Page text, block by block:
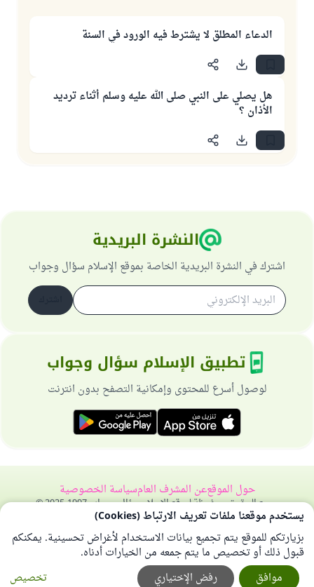
الدعاء المطلق لا يشترط فيه الورود في السنة
هل يصلي على النبي صلى الله عليه وسلم أثناء ترديد
الأذان ؟
النشرة البريدية
اشترك في النشرة البريدية الخاصة بموقع الإسلام سؤال وجواب
تطبيق الإسلام سؤال وجواب
لوصول أسرع للمحتوى وإمكانية التصفح بدون انترنت
حول الموقععن المشرف العامسياسة الخصوصية
جميع الحقوق محفوظة لموقع الإسلام سؤال وجواب 1997-2025 ©
يستخدم موقعنا ملفات تعريف الارتباط (Cookies)
بزيارتكم للموقع يتم تجميع بيانات الاستخدام لأغراض تحسينية. يمكنكم
قبول ذلك أو تخصيص ما يتم جمعه من الخيارات أدناه.
تخصيص
رفض الإختياري موافق